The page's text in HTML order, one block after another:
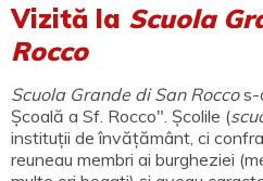
Vizită la Scuola
Rocco
Scuola Grande di San Roccos-
Școală a Sf. Rocco". Școlile (
instituții de învățământ, ci
reuneau membri ai burgheziei